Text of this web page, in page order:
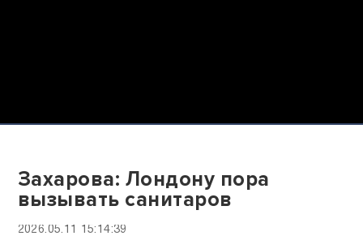
Захарова: Лондону пора
вызывать санитаров
2026.05.11 15:14:39